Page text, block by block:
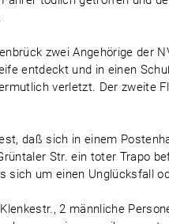
zwei Angehörige der
entdeckt und in einen
verletzt. Der zweite
daß sich in einem
Str. ein toter Trapo
sich um einen Unglücksfall
2 männliche